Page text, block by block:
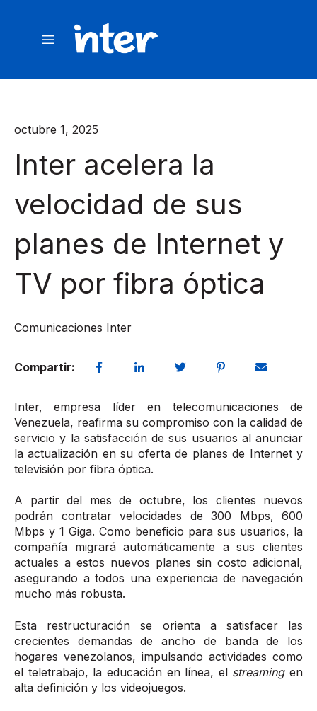
octubre 1, 2025
Inter acelera la
velocidad de sus
planes de Internet y
TV por fibra óptica
Comunicaciones Inter
Compartir:
Inter, empresa líder en telecomunicaciones de
Venezuela, reafirma su compromiso con la calidad de
servicio y la satisfacción de sus usuarios al anunciar
la actualización en su oferta de planes de Internet y
televisión por fibra óptica.
A partir del mes de octubre, los clientes nuevos
podrán contratar velocidades de 300 Mbps, 600
Mbps y 1 Giga. Como beneficio para sus usuarios, la
compañía migrará automáticamente a sus clientes
actuales a estos nuevos planes sin costo adicional,
asegurando a todos una experiencia de navegación
mucho más robusta.
Esta restructuración se orienta a satisfacer las
crecientes demandas de ancho de banda de los
hogares venezolanos, impulsando actividades como
el teletrabajo, la educación en línea, el streamingen
alta definición y los videojuegos.